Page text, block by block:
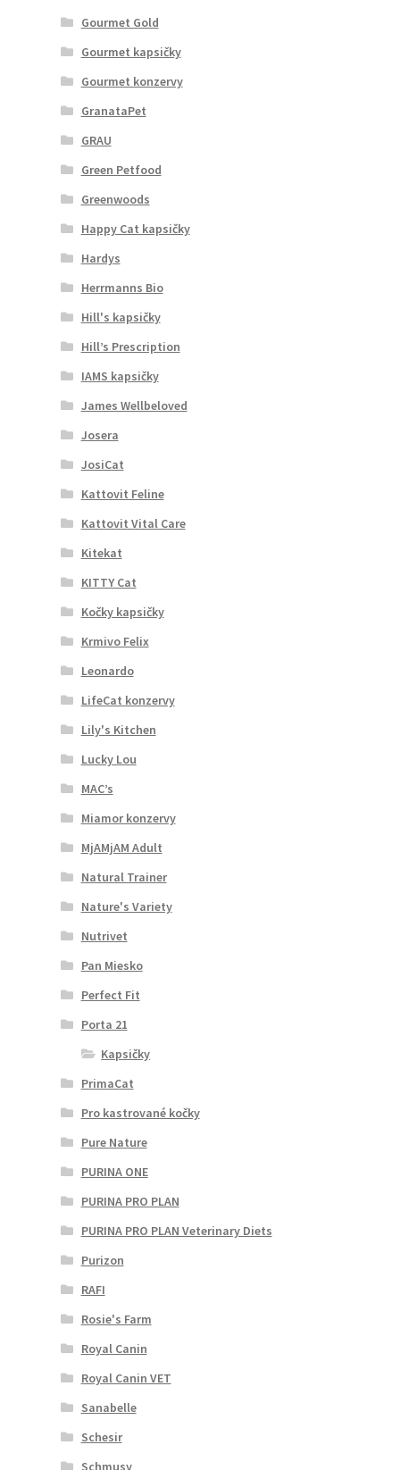
Gourmet Gold
Gourmet kapsičky
Gourmet konzervy
GranataPet
GRAU
Green Petfood
Greenwoods
Happy Cat kapsičky
Hardys
Herrmanns Bio
Hill's kapsičky
Hill’s Prescription
IAMS kapsičky
James Wellbeloved
Josera
JosiCat
Kattovit Feline
Kattovit Vital Care
Kitekat
KITTY Cat
Kočky kapsičky
Krmivo Felix
Leonardo
LifeCat konzervy
Lily's Kitchen
Lucky Lou
MAC’s
Miamor konzervy
MjAMjAM Adult
Natural Trainer
Nature's Variety
Nutrivet
Pan Miesko
Perfect Fit
Porta 21
Kapsičky
PrimaCat
Pro kastrované kočky
Pure Nature
PURINA ONE
PURINA PRO PLAN
PURINA PRO PLAN Veterinary Diets
Purizon
RAFI
Rosie's Farm
Royal Canin
Royal Canin VET
Sanabelle
Schesir
Schmusy